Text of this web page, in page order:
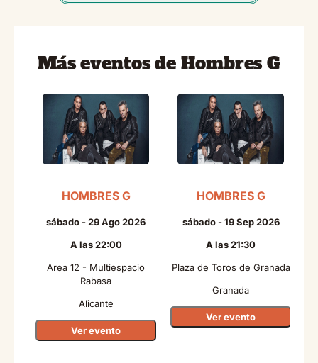
Más eventos de Hombres G
HOMBRES G
sábado - 29 Ago 2026
A las 22:00
Area 12 - Multiespacio
Rabasa
Alicante
Ver evento
HOMBRES G
sábado - 19 Sep 2026
A las 21:30
Plaza de Toros de Granada
Granada
Ver evento